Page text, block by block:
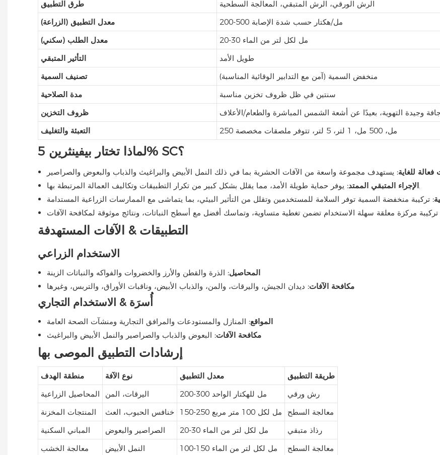
طرق التطبيق
الرش الورقي، الرش المتبقي، المعالجة السطحية
معدل التطبيق (الزراعة)
200-500 مل/هكتار حسب شدة الإصابة
معدل الطلب (سكني)
20-30 مل لكل لتر من الماء
التأثير المتبقي
طويل الأمد
تصنيف السمية
منخفض السمية (آمن مع التدابير الوقائية المناسبة)
مدة الصلاحية
سنتين في ظل ظروف تخزين مناسبة
ظروف التخزين
وجيدة التهوية، بعيدًا عن أشعة الشمس المباشرة والطعام/الأعلاف
التعبئة والتغليف
250 مل، 500 مل، 1 لتر، 5 لتر، تتوفر ملصقات مخصصة
لماذا تختار بيفينثرين 5% SC؟
للغاية:
الإجراء المتبقي الممتد:يوفر حماية طويلة الأمد، مما يقلل بشكل كبير من تكرار التطبيقات وتكاليف العمالة المرتبطة بها.
التطبيقات & الآفات المستهدفة
الاستخدام الزراعي
المحاصيل: الذرة والقطن والأرز والخضروات والفواكه والنباتات الزينة
مكافحة الآفات: ديدان الجيش، واليرقات، والمن، والذباب الأبيض، وناقبات الأوراق، والتربس، وغيرها
أُسرَة & الاستخدام التجاري
المواقع: المنازل والمستودعات والمرافق التجارية ومنشآت الصحة العامة
مكافحة الآفات: البعوض والذباب والصراصير والنمل الأبيض والبراغيث
إرشادات التطبيق الموصى بها
منطقة الهدف نوع الآفة معدل التطبيق
طريقة التطبيق
المحاصيل الزراعية
اليرقات، المن 200-300 مل للهكتار الواحد
رش ورقي
المنتجات المخزنة
خنافس الحبوب، العث 150-250 مل لكل 100 متر مربع
معالجة السطح
المباني السكنية
الصراصير والبعوض 20-30 مل لكل لتر من الماء
رذاذ متبقي
معالجة الخشب
النمل الأبيض 100-150 مل لكل لتر من الماء معالجة السطح